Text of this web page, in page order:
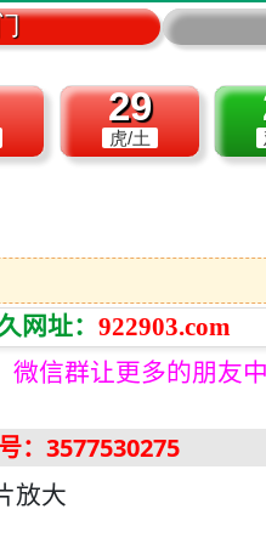
网址： 922903.com
信群让更多的朋友
：3577530275